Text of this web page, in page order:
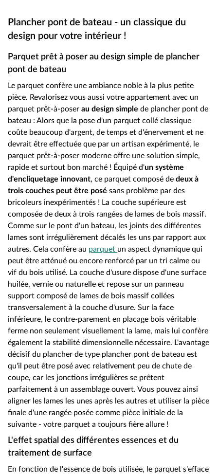
Plancher pont de bateau - un classique du
design pour votre intérieur !
Parquet prêt à poser au design simple de plancher
pont de bateau
Le parquet confère une ambiance noble à la plus petite
pièce. Revalorisez vous aussi votre appartement avec un
parquet prêt-à-poser au design simple de plancher pont de
bateau : Alors que la pose d'un parquet collé classique
coûte beaucoup d'argent, de temps et d'énervement et ne
devrait être effectuée que par un artisan expérimenté, le
parquet prêt-à-poser moderne offre une solution simple,
rapide et surtout bon marché ! Équipé d'un système
d'encliquetage innovant, ce parquet composé de deux à
trois couches peut être posé sans problème par des
bricoleurs inexpérimentés ! La couche supérieure est
composée de deux à trois rangées de lames de bois massif.
Comme sur le pont d'un bateau, les joints des différentes
lames sont irrégulièrement décalés les uns par rapport aux
autres. Cela confère au parquet un aspect dynamique qui
peut être atténué ou encore renforcé par un tri calme ou
vif du bois utilisé. La couche d'usure dispose d'une surface
huilée, vernie ou naturelle et repose sur un panneau
support composé de lames de bois massif collées
transversalement à la couche d'usure. Sur la face
inférieure, le contre-parement en placage bois véritable
ferme non seulement visuellement la lame, mais lui confère
également la stabilité dimensionnelle nécessaire. L'avantage
décisif du plancher de type plancher pont de bateau est
qu'il peut être posé avec relativement peu de chute de
coupe, car les jonctions irrégulières se prêtent
parfaitement à un assemblage ouvert. Vous pouvez ainsi
aligner les lames les unes après les autres et utiliser la pièce
finale d'une rangée posée comme pièce initiale de la
suivante - votre parquet a toujours fière allure !
L'effet spatial des différentes essences et du
traitement de surface
En fonction de l'essence de bois utilisée, le parquet s'efface